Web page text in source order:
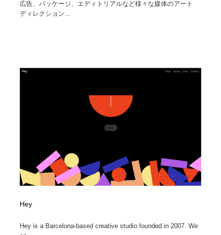
広告、パッケージ、エディトリアルなど様々な媒体のアート
ディレクション...
Hey
Hey is a Barcelona-based creative studio founded in 2007. We